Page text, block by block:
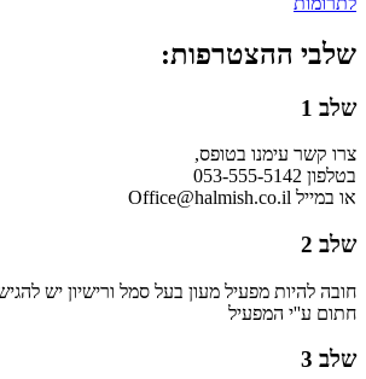
שלבי ההצטרפות:
שלב 1
צרו קשר עימנו בטופס,
בטלפון 053-555-5142⁩
או במייל Office@halmish.co.il
שלב 2
חובה להיות מפעיל מעון בעל סמל ורישיון יש
חתום ע''י המפעיל
שלב 3